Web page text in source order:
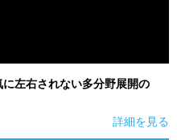
左右されない多分野展開の
詳細を見る